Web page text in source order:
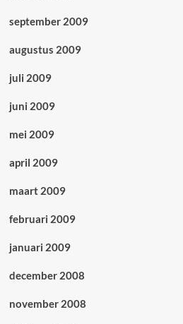
september 2009
augustus 2009
juli 2009
juni 2009
mei 2009
april 2009
maart 2009
februari 2009
januari 2009
december 2008
november 2008